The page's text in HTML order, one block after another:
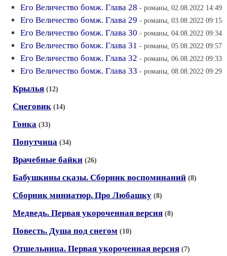
Его Величество бомж. Глава 28 - романы, 02.08.2022 14:49
Его Величество бомж. Глава 29 - романы, 03.08.2022 09:15
Его Величество бомж. Глава 30 - романы, 04.08.2022 09:34
Его Величество бомж. Глава 31 - романы, 05.08.2022 09:57
Его Величество бомж. Глава 32 - романы, 06.08.2022 09:33
Его Величество бомж. Глава 33 - романы, 08.08.2022 09:29
Крылья (12)
Снеговик (14)
Гонка (33)
Попутчица (34)
Врачебные байки (26)
Бабушкины сказы. Сборник воспоминаний (8)
Сборник миниатюр. Про Любашку (8)
Медведь. Первая укороченная версия (8)
Повесть. Душа под снегом (10)
Отшельница. Первая укороченная версия (7)